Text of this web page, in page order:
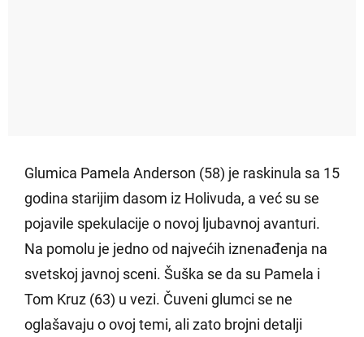
Glumica Pamela Anderson (58) je raskinula sa 15
godina starijim dasom iz Holivuda, a već su se
pojavile spekulacije o novoj ljubavnoj avanturi.
Na pomolu je jedno od najvećih iznenađenja na
svetskoj javnoj sceni. Šuška se da su Pamela i
Tom Kruz (63) u vezi. Čuveni glumci se ne
oglašavaju o ovoj temi, ali zato brojni detalji